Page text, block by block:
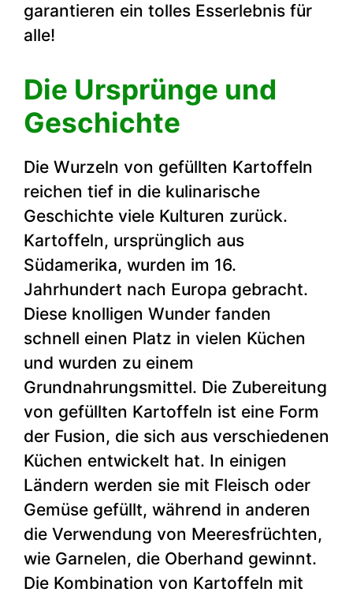
garantieren ein tolles Esserlebnis für
alle!
Die Ursprünge und
Geschichte
Die Wurzeln von gefüllten Kartoffeln
reichen tief in die kulinarische
Geschichte viele Kulturen zurück.
Kartoffeln, ursprünglich aus
Südamerika, wurden im 16.
Jahrhundert nach Europa gebracht.
Diese knolligen Wunder fanden
schnell einen Platz in vielen Küchen
und wurden zu einem
Grundnahrungsmittel. Die Zubereitung
von gefüllten Kartoffeln ist eine Form
der Fusion, die sich aus verschiedenen
Küchen entwickelt hat. In einigen
Ländern werden sie mit Fleisch oder
Gemüse gefüllt, während in anderen
die Verwendung von Meeresfrüchten,
wie Garnelen, die Oberhand gewinnt.
Die Kombination von Kartoffeln mit